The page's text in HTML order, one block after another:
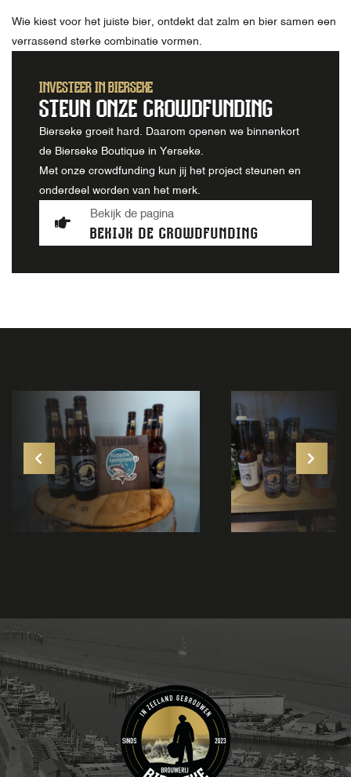
Wie kiest voor het juiste bier, ontdekt dat zalm en bier samen een
verrassend sterke combinatie vormen.
INVESTEER IN BIERSEKE
STEUN ONZE CROWDFUNDING
Bierseke groeit hard. Daarom openen we binnenkort
de Bierseke Boutique in Yerseke.
Met onze crowdfunding kun jij het project steunen en
onderdeel worden van het merk.
Bekijk de pagina
BEKIJK DE CROWDFUNDING